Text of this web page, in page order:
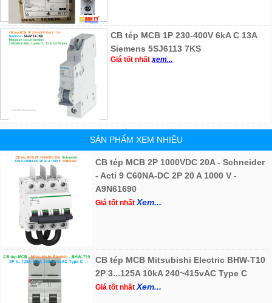
CB tép MCB 1P 230-400V 6kA C 13A
Siemens 5SJ6113 7KS
Giá tốt nhấtxem...
SẢN PHẨM XEM NHIỀU
CB tép MCB 2P 1000VDC 20A - Schneider
- Acti 9 C60NA-DC 2P 20 A 1000 V -
A9N61690
Giá tốt nhấtXem...
CB tép MCB Mitsubishi Electric BHW-T10
2P 3...125A 10kA 240~415vAC Type C
Giá tốt nhấtXem...